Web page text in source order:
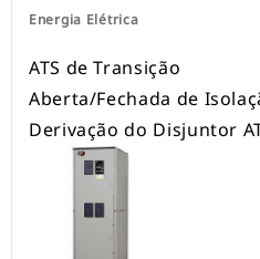
Energia Elétrica
ATS de Transição
Aberta/Fechada de
Derivação do Disjuntor